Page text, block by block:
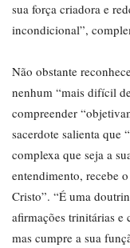
sua força criadora e
incondicional”,
Não obstante
nenhum “mais difícil
compreender
sacerdote salienta que
complexa que seja a
entendimento, recebe
Cristo”. “É uma
afirmações trinitárias e
mas cumpre a sua